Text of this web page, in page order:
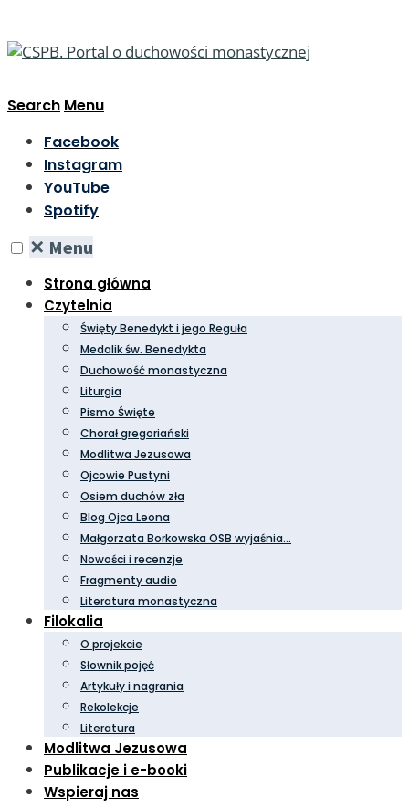
Search Menu
Facebook
Instagram
YouTube
Spotify
✕ Menu
Strona główna
Czytelnia
Święty Benedykt i jego Reguła
Medalik św. Benedykta
Duchowość monastyczna
Liturgia
Pismo Święte
Chorał gregoriański
Modlitwa Jezusowa
Ojcowie Pustyni
Osiem duchów zła
Blog Ojca Leona
Małgorzata Borkowska OSB wyjaśnia…
Nowości i recenzje
Fragmenty audio
Literatura monastyczna
Filokalia
O projekcie
Słownik pojęć
Artykuły i nagrania
Rekolekcje
Literatura
Modlitwa Jezusowa
Publikacje i e-booki
Wspieraj nas